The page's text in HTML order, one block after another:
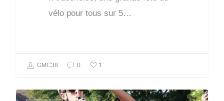
vélo pour tous sur 5…
GMC38 0 1